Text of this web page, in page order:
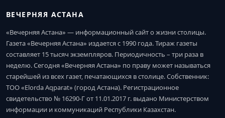
ВЕЧЕРНЯЯ АСТАНА
«Вечерняя Астана» — информационный сайт о жизни столицы.
Газета «Вечерняя Астана» издается с 1990 года. Тираж газеты
составляет 15 тысяч экземпляров. Периодичность – три раза в
неделю. Сегодня «Вечерняя Астана» по праву может называться
старейшей из всех газет, печатающихся в столице. Собственник:
ТОО «Elorda Aqparat» (город Астана). Регистрационное
свидетельство № 16290-Г от 11.01.2017 г. выдано Министерством
информации и коммуникаций Республики Казахстан.